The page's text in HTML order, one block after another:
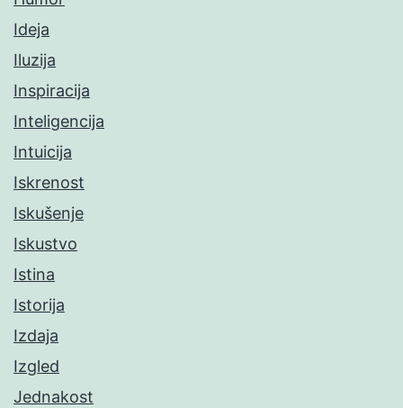
Ideja
Iluzija
Inspiracija
Inteligencija
Intuicija
Iskrenost
Iskušenje
Iskustvo
Istina
Istorija
Izdaja
Izgled
Jednakost